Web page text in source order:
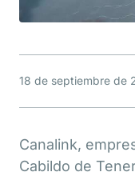
18 de septiembre de
Canalink,
Cabildo de